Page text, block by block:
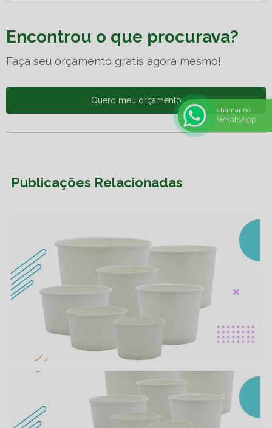
Encontrou o que procurava?
Faça seu orçamento gratis agora mesmo!
Quero meu orçamento
Publicações Relacionadas
chamar no
WhatsApp